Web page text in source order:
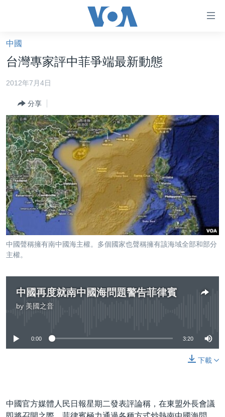
礙
鏈
接
跳
內
容
跳
轉
到
導
航
跳
轉
到
檢
索
美國大選2024
台灣
美中關係
海外港人
新聞自由
揭謊頻道
美國
中國
國際
經貿
每日視頻新聞
VOA 60秒 (國際)
視頻存檔
音頻
時事經緯
海外港人
廣播節目表
關注我們
中國
台灣專家評中菲爭端最新動態
2012年7月4日
分享
中國聲稱擁有南中國海主權。多個國家也聲稱擁有該海域全部和部分
主權。
中國再度就南中國海問題警告菲律賓
by 美國之音
0:00 3:20
下載
中國官方媒體人民日報星期二發表評論稱，在東盟外長會議